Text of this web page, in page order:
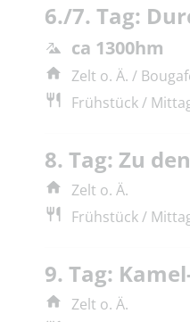
6./7. Tag:
ca 1300hm
Zelt o. Ä. /
Frühstück /
8. Tag: Zu
Zelt o. Ä.
Frühstück /
9. Tag:
Zelt o. Ä.